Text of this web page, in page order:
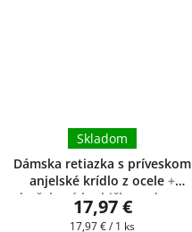
Dámska retiazka s príveskom
anjelské krídlo z ocele +
darčeková krabička zadarmo
Skladom
17,97 €
Jednotková
17,97 € / 1 ks